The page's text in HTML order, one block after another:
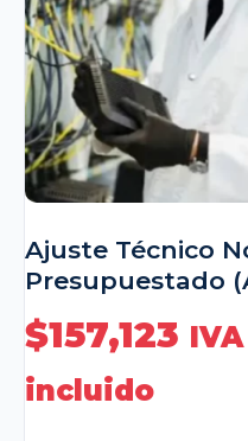
Ajuste Técnico
Presupuestado
$157,123 IVA
incluido